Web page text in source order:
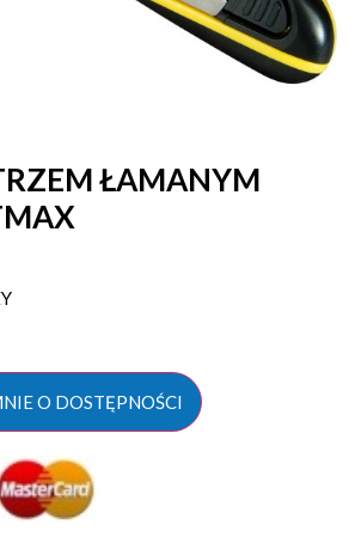
ŁAMANYM
O DOSTĘPNOŚCI